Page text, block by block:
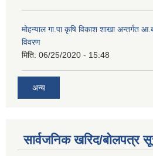
मोहन्याल गा.पा कृषि विकाश शाखा अन्तर्गत
विवरण
मिति: 06/25/2020 - 15:48
अन्य
सार्वजनिक खरिद/बोलपत्र